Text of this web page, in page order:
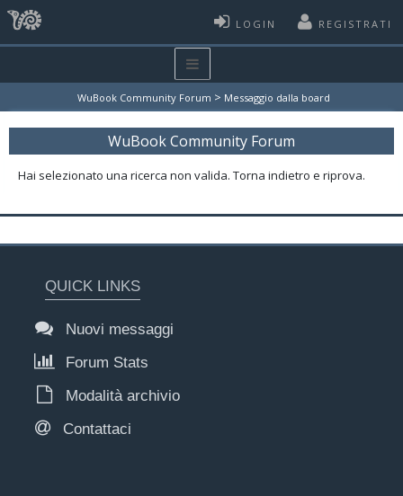
LOGIN REGISTRATI
WuBook Community Forum > Messaggio dalla board
WuBook Community Forum
Hai selezionato una ricerca non valida. Torna indietro e riprova.
QUICK LINKS
Nuovi messaggi
Forum Stats
Modalità archivio
Contattaci